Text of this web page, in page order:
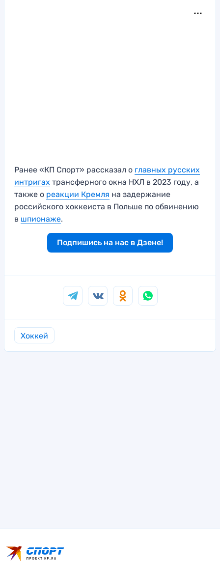
Ранее «КП Спорт» рассказал о главных русских
интригах трансферного окна НХЛ в 2023 году, а
также о реакции Кремля на задержание
российского хоккеиста в Польше по обвинению
в шпионаже.
Подпишись на нас в Дзене!
Хоккей